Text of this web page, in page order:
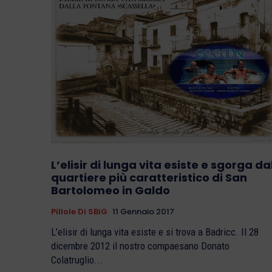
L’elisir di lunga vita esiste e sgorga
quartiere più caratteristico di San
Bartolomeo in Galdo
Pillole Di SBiG 11 Gennaio 2017
L’elisir di lunga vita esiste e si trova a Badricc. Il 28
dicembre 2012 il nostro compaesano Donato
Colatruglio...